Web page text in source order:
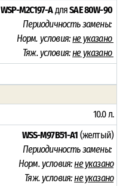
WSP-M2C197-AдляSAE 80W-90
Периодичность замены:
Норм. условия: не указано
Тяж. условия: не указано
10.0 л.
WSS-M97B51-A1 (желтый)
Периодичность замены:
Норм. условия: не указано
Тяж. условия: не указано